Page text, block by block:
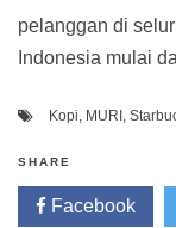
pelanggan di
Indonesia mulai
Kopi, MURI ,
SHARE
Facebook